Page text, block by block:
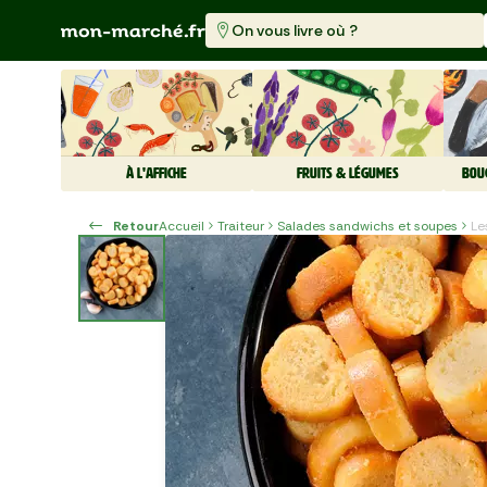
On vous livre où ?
À L'AFFICHE FRUITS & LÉGUMES
RetourAccueil Traiteur Salades sandwichs et soupes